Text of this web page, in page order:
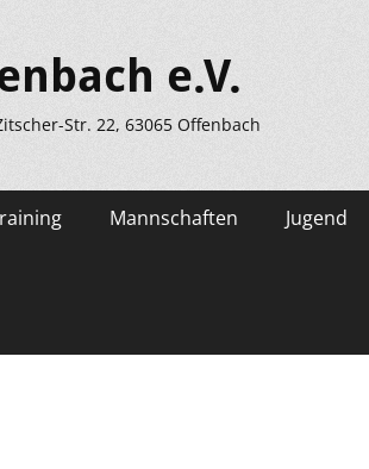
e.V.
Str. 22, 63065 Offenbach
Mannschaften Jugend